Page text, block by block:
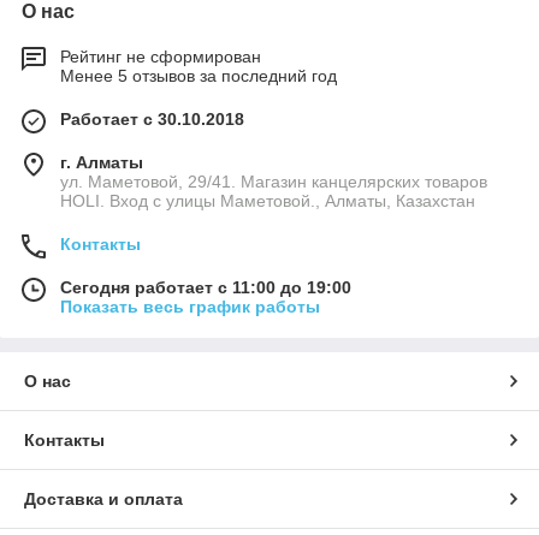
О нас
Рейтинг не сформирован
Менее 5 отзывов за последний год
Работает с 30.10.2018
г. Алматы
ул. Маметовой, 29/41. Магазин канцелярских товаров
HOLI. Вход с улицы Маметовой., Алматы, Казахстан
Контакты
Сегодня работает с 11:00 до 19:00
Показать весь график работы
О нас
Контакты
Доставка и оплата